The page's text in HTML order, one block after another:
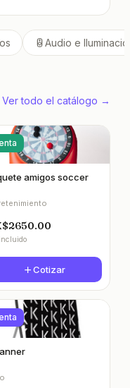
Audio e
Ver todo el catálogo →
amigos soccer
Cotizar